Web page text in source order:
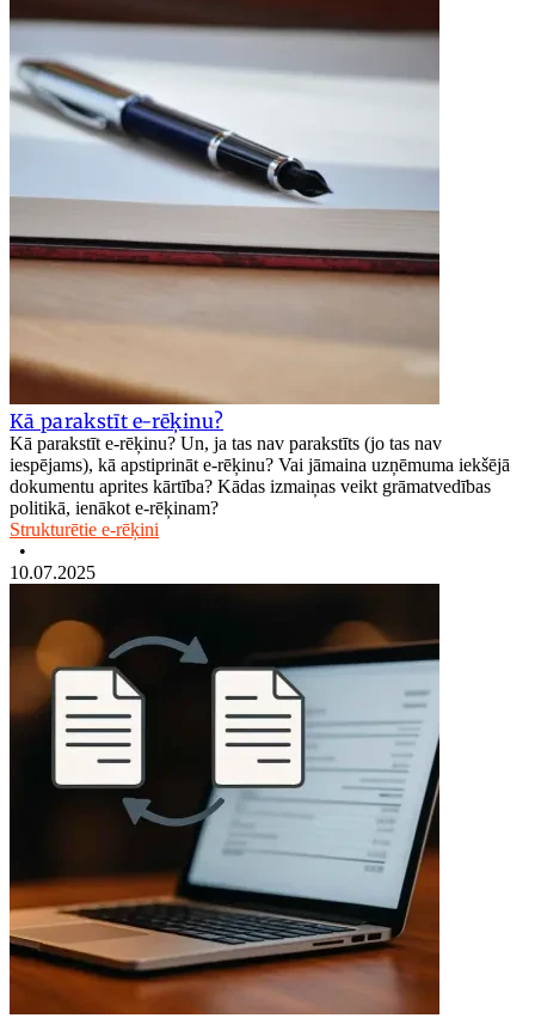
Kā parakstīt e-rēķinu?
Kā parakstīt e-rēķinu? Un, ja tas nav parakstīts (jo tas nav
iespējams), kā apstiprināt e-rēķinu? Vai jāmaina uzņēmuma iekšējā
dokumentu aprites kārtība? Kādas izmaiņas veikt grāmatvedības
politikā, ienākot e-rēķinam?
Strukturētie e-rēķini
•
10.07.2025